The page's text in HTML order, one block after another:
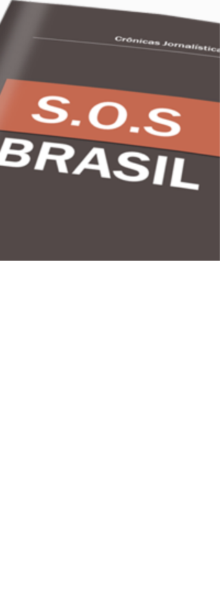
pensamento do autor em vários tópicos do...